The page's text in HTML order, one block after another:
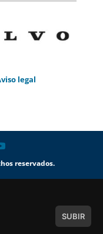
legal
reservados.
SUBIR